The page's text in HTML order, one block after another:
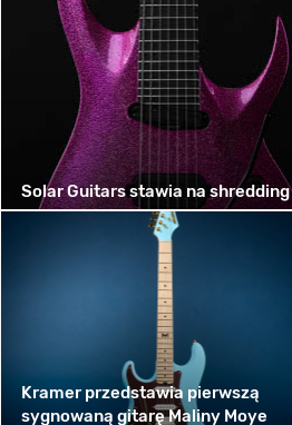
Solar Guitars stawia na shredding
Kramer przedstawia pierwszą
sygnowaną gitarę Maliny Moye